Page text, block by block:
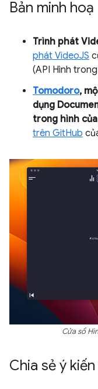
Bản minh hoạ
Trình phát
phát VideoJS
(API Hình
Tomodoro,
dụng
trong hình
trên GitHub
Cửa sổ
Chia sẻ ý